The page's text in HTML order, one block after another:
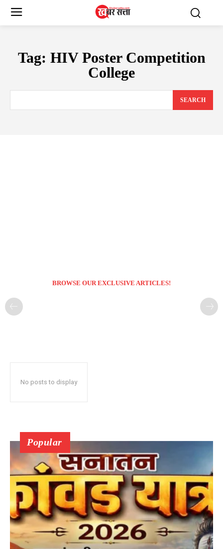
Tag: HIV Poster Competition
College
SEARCH
BROWSE OUR EXCLUSIVE ARTICLES!
No posts to display
Popular